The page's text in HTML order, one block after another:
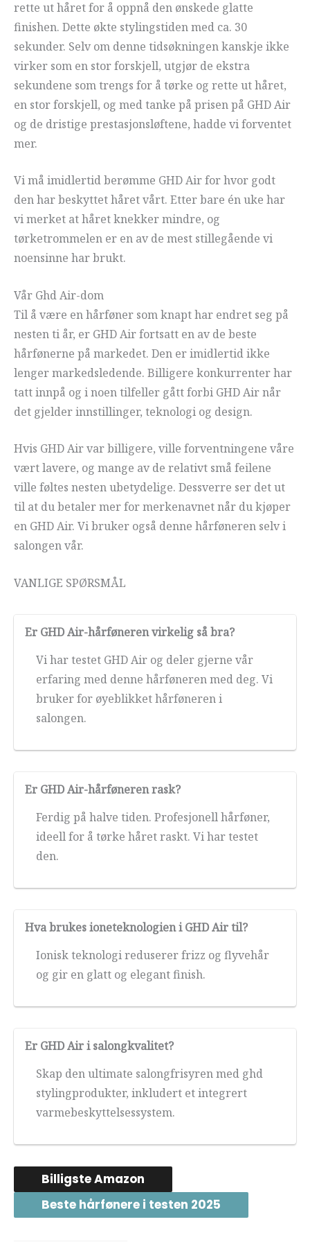
rette ut håret for å oppnå den ønskede glatte
finishen. Dette økte stylingstiden med ca. 30
sekunder. Selv om denne tidsøkningen kanskje ikke
virker som en stor forskjell, utgjør de ekstra
sekundene som trengs for å tørke og rette ut håret,
en stor forskjell, og med tanke på prisen på GHD Air
og de dristige prestasjonsløftene, hadde vi forventet
mer.
Vi må imidlertid berømme GHD Air for hvor godt
den har beskyttet håret vårt. Etter bare én uke har
vi merket at håret knekker mindre, og
tørketrommelen er en av de mest stillegående vi
noensinne har brukt.
Vår Ghd Air-dom
Til å være en hårføner som knapt har endret seg på
nesten ti år, er GHD Air fortsatt en av de beste
hårfønerne på markedet. Den er imidlertid ikke
lenger markedsledende. Billigere konkurrenter har
tatt innpå og i noen tilfeller gått forbi GHD Air når
det gjelder innstillinger, teknologi og design.
Hvis GHD Air var billigere, ville forventningene våre
vært lavere, og mange av de relativt små feilene
ville føltes nesten ubetydelige. Dessverre ser det ut
til at du betaler mer for merkenavnet når du kjøper
en GHD Air. Vi bruker også denne hårføneren selv i
salongen vår.
VANLIGE SPØRSMÅL
Er GHD Air-hårføneren virkelig så bra?
Vi har testet GHD Air og deler gjerne vår
erfaring med denne hårføneren med deg. Vi
bruker for øyeblikket hårføneren i
salongen.
Er GHD Air-hårføneren rask?
Ferdig på halve tiden. Profesjonell hårføner,
ideell for å tørke håret raskt. Vi har testet
den.
Hva brukes ioneteknologien i GHD Air til?
Ionisk teknologi reduserer frizz og flyvehår
og gir en glatt og elegant finish.
Er GHD Air i salongkvalitet?
Skap den ultimate salongfrisyren med ghd
stylingprodukter, inkludert et integrert
varmebeskyttelsessystem.
Billigste Amazon
Beste hårfønere i testen 2025